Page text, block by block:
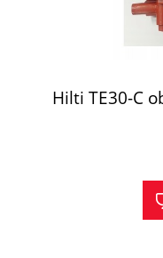
Hilti TE30-C